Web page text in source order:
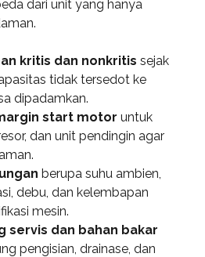
dari unit yang hanya
kritis dan nonkritis sejak
tidak tersedot ke
dipadamkan.
start motor untuk
dan unit pendingin agar
berupa suhu ambien,
debu, dan kelembapan
mesin.
servis dan bahan bakar
pengisian, drainase, dan